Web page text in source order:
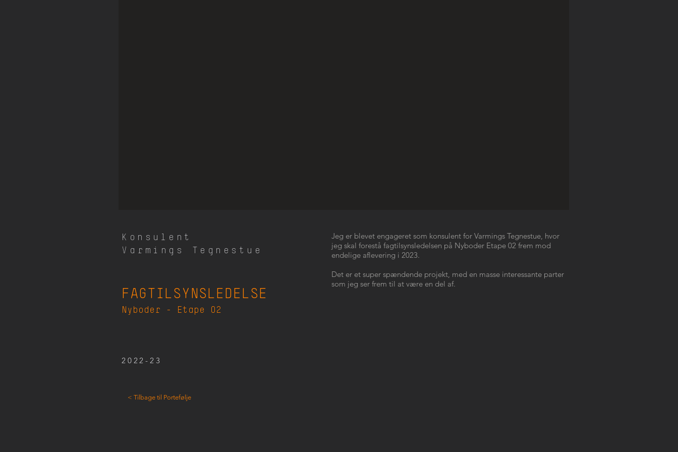
Konsulent
Varmings Tegnestue
FAGTILSYNSLEDELSE
Nyboder - Etape 02
2022-23
Jeg er blevet engageret som konsulent for Varmings Tegnestue, hvor
jeg skal forestå fagtilsynsledelsen på Nyboder Etape 02 frem mod
endelige aflevering i 2023.
Det er et super spændende projekt, med en masse interessante parter
som jeg ser frem til at være en del af.
< Tilbage til Portefølje